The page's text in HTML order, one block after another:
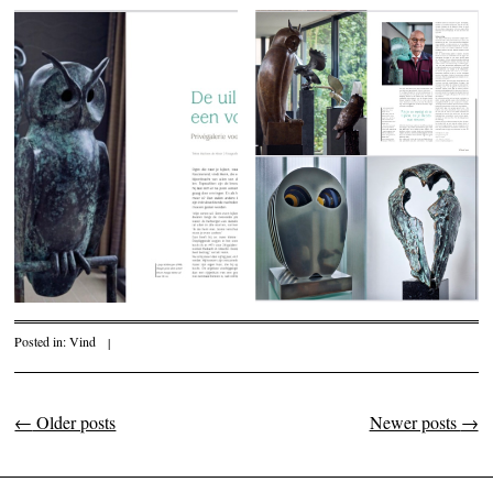
Posted in:Vind |
Post navigation
← Older posts Newer posts →